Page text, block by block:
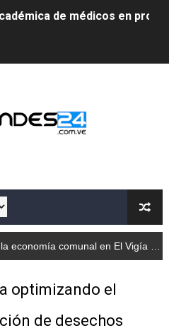
de médicos en
el taller vacacional de
a diversos clubes deportivos
autogobierno en Mérida con
jornada socialista en
en El Vigía con microcréditos a emprendedores y productores
optimizando el
de desechos